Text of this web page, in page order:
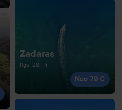
Zadaras
Rgs, 28, Pr
Nuo 79 €